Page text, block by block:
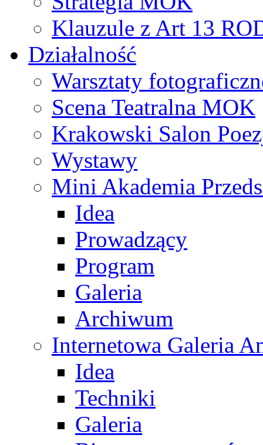
Klauzule z Art 13
Działalność
Warsztaty
Scena Teatralna MOK
Krakowski Salon
Wystawy
Mini Akademia
Idea
Prowadzący
Program
Galeria
Archiwum
Internetowa Galeria
Idea
Techniki
Galeria